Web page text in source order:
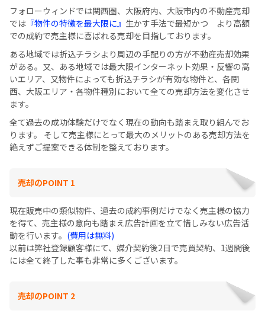
フォローウィンドでは関西圏、大阪府内、大阪市内の不動産売却
では 『物件の特徴を最大限に』 生かす手法で最短かつ より高額
での成約で売主様に喜ばれる売却を目指しております。
ある地域では折込チラシより周辺の手配りの方が不動産売却効果
がある。又、ある地域では最大限インターネット効果・反響の高
いエリア、又物件によっても折込チラシが有効な物件と、各関
西、大阪エリア・各物件種別において全ての売却方法を変化させ
ます。
全て過去の成功体験だけでなく現在の動向も踏まえ取り組んでお
ります。 そして売主様にとって最大のメリットのある売却方法を
絶えずご提案できる体制を整えております。
売却のPOINT 1
現在販売中の類似物件、過去の成約事例だけでなく売主様の協力
を得て、売主様の意向も踏まえ広告計画を立て惜しみない広告活
動を行います。 (費用は無料)
以前は弊社登録顧客様にて、媒介契約後2日で売買契約、1週間後
には全て終了した事も非常に多くございます。
売却のPOINT 2